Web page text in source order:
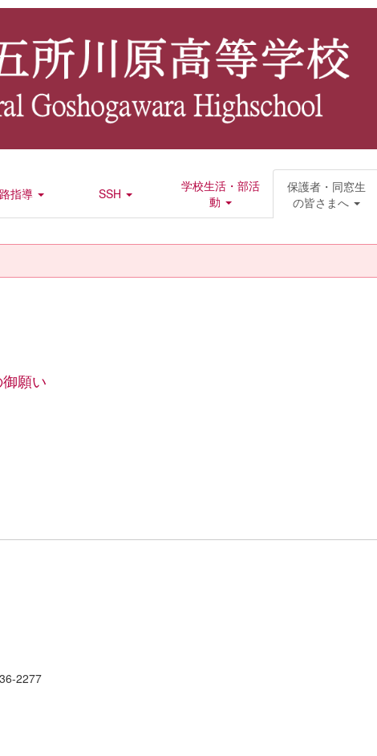
指導 SSH
学校生活・部活
動
保護者・同窓生
の皆さまへ
願い
2277